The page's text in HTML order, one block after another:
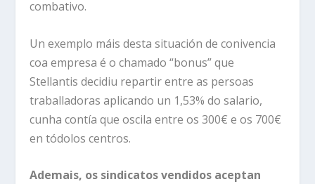
combativo.
Un exemplo máis desta situación de conivencia
coa empresa é o chamado “bonus” que
Stellantis decidiu repartir entre as persoas
traballadoras aplicando un 1,53% do salario,
cunha contía que oscila entre os 300€ e os 700€
en tódolos centros.
Ademais, os sindicatos vendidos aceptan